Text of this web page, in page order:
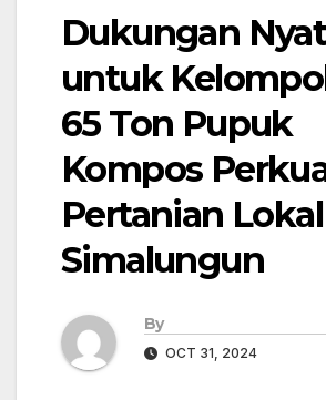
Dukungan
untuk
65 Ton Pupuk
Kompos
Pertanian Lokal
Simalungun
By
OCT 31, 2024